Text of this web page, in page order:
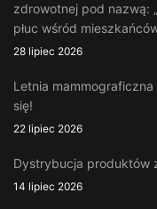
zdrowotnej pod nazwą:
płuc wśród
28 lipiec 2026
Letnia
się!
22 lipiec 2026
Dystrybucja produktów
14 lipiec 2026